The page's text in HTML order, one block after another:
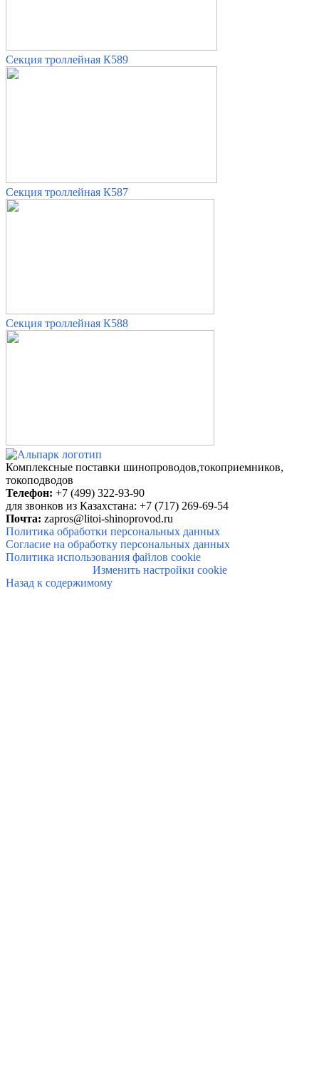
Секция троллейная К589
Секция троллейная К587
Секция троллейная К588
Комплексные поставки шинопроводов,токоприемников,
токоподводов
Телефон: +7 (499) 322-93-90
для звонков из Казахстана: +7 (717) 269-69-54
Почта: zapros@litoi-shinoprovod.ru
Политика обработки персональных данных
Согласие на обработку персональных данных
Политика использования файлов cookie
Изменить настройки cookie
Назад к содержимому